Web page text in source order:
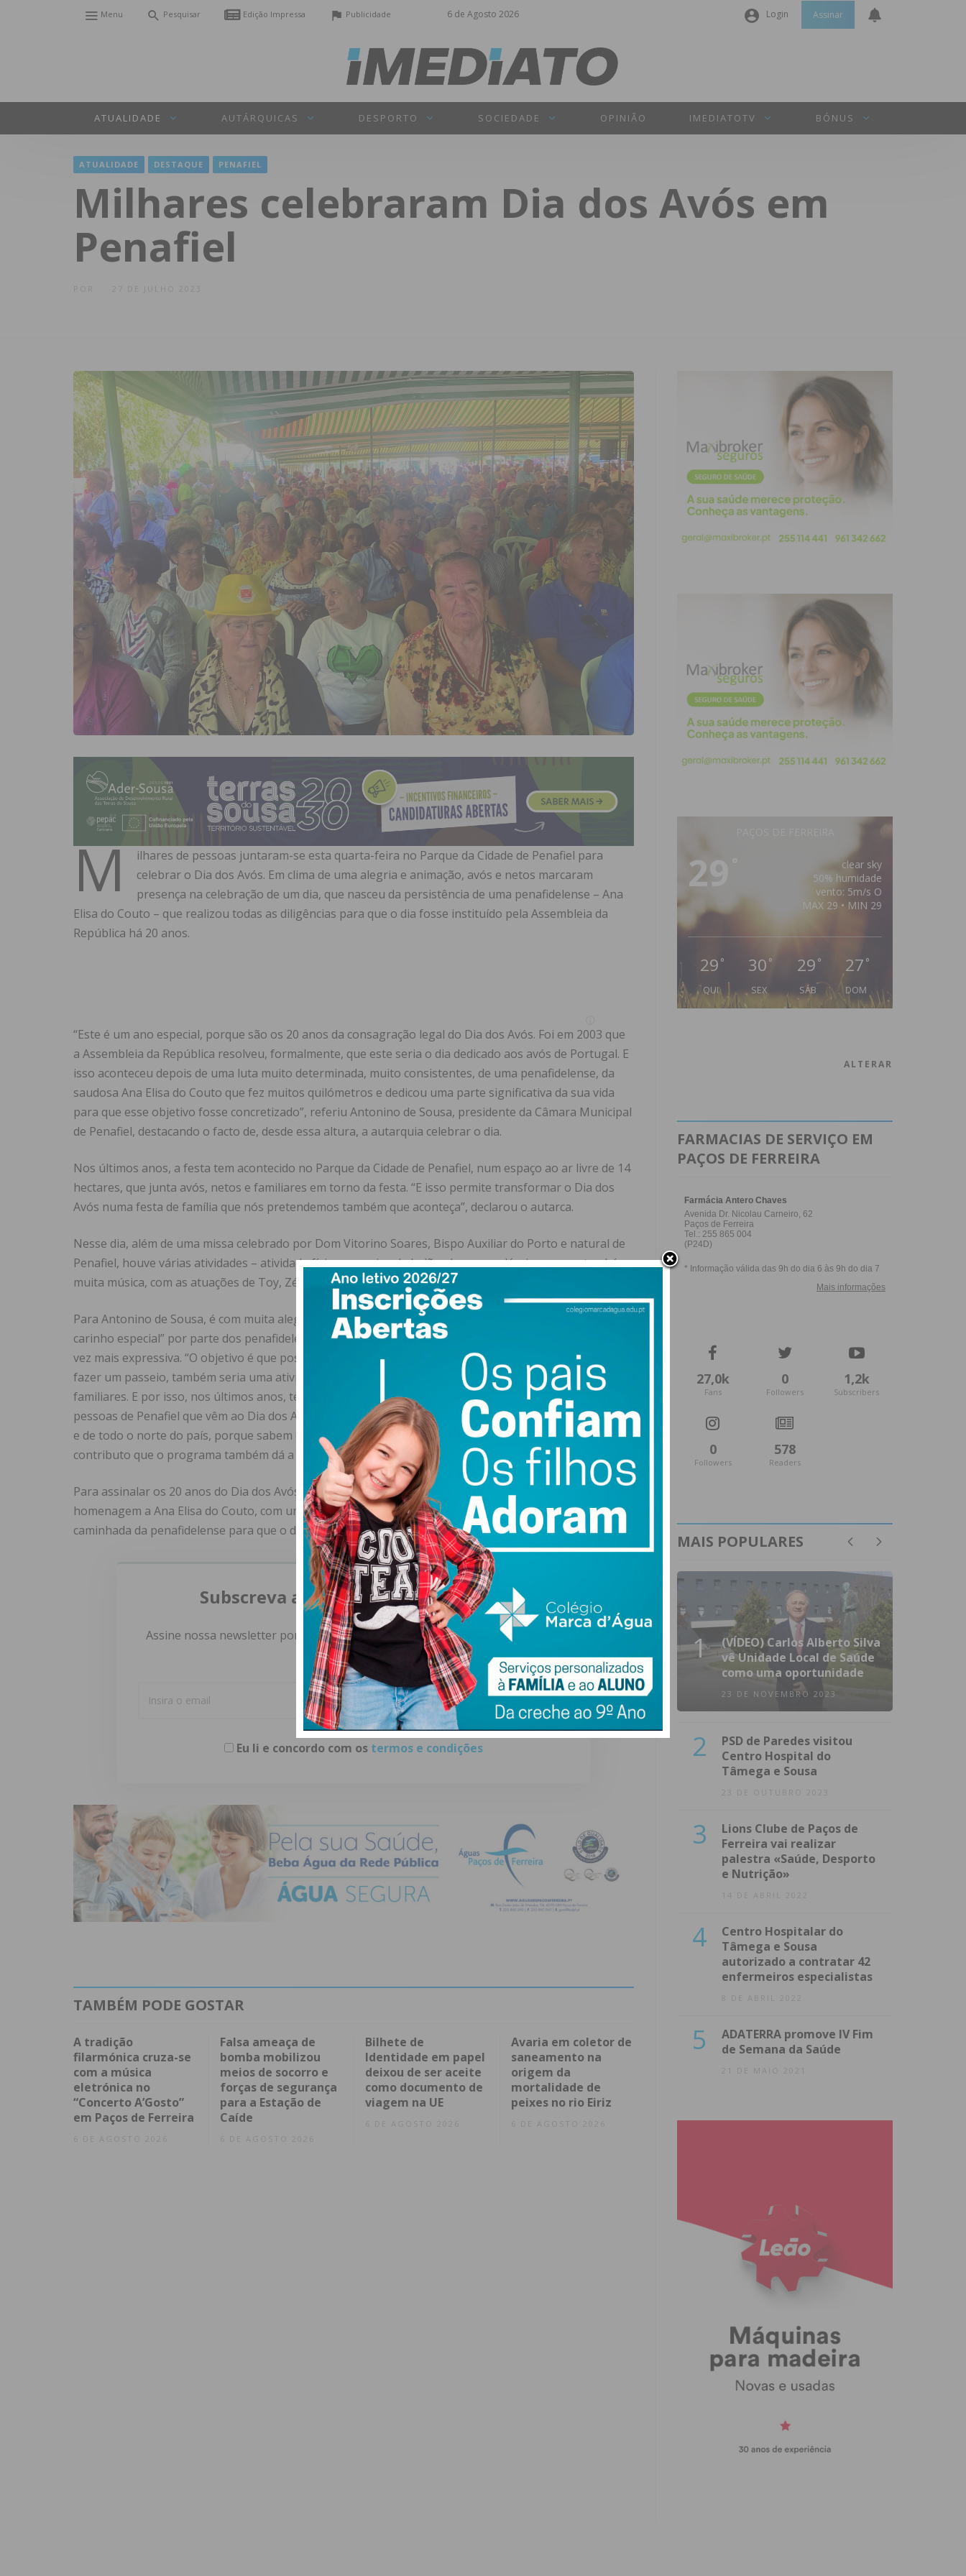
6 de Agosto 2026
Menu Pesquisar Edição Impressa Publicidade Login
Senha
INICIAR SESSÃO
Assinar
ATUALIDADE AUTÁRQUICAS DESPORTO SOCIEDADE OPINIÃO IMEDIATOTV BÓNUS
ATUALIDADE DESTAQUE PENAFIEL
Milhares celebraram Dia dos Avós em
Penafiel
27 DE JULHO 2023
M
ilhares de pessoas juntaram-se esta quarta-feira no Parque da Cidade de Penafiel para
celebrar o Dia dos Avós. Em clima de uma alegria e animação, avós e netos marcaram
presença na celebração de um dia, que nasceu da persistência de uma penafidelense – Ana
Elisa do Couto – que realizou todas as diligências para que o dia fosse instituído pela Assembleia da
República há 20 anos.
“Este é um ano especial, porque são os 20 anos da consagração legal do Dia dos Avós. Foi em 2003 que
a Assembleia da República resolveu, formalmente, que este seria o dia dedicado aos avós de Portugal. E
isso aconteceu depois de uma luta muito determinada, muito consistentes, de uma penafidelense, da
saudosa Ana Elisa do Couto que fez muitos quilómetros e dedicou uma parte significativa da sua vida
para que esse objetivo fosse concretizado”, referiu Antonino de Sousa, presidente da Câmara Municipal
de Penafiel, destacando o facto de, desde essa altura, a autarquia celebrar o dia.
Nos últimos anos, a festa tem acontecido no Parque da Cidade de Penafiel, num espaço ao ar livre de 14
hectares, que junta avós, netos e familiares em torno da festa. “E isso permite transformar o Dia dos
Avós numa festa de família que nós pretendemos também que aconteça”, declarou o autarca.
Nesse dia, além de uma missa celebrado por Dom Vitorino Soares, Bispo Auxiliar do Porto e natural de
Penafiel, houve várias atividades – atividade física, passeios de balão, de carros clássicos – mas também
muita música, com as atuações de Toy, Zé Amaro, entre outros.
Para Antonino de Sousa, é com muita alegria que o município assinala esta data que merece “um
carinho especial” por parte dos penafidelenses e que tem sido celebrada, ano após ano, de forma cada
vez mais expressiva. “O objetivo é que possam ser mais cada vez a participar na festa. Sair do concelho,
fazer um passeio, também seria uma atividade bonita, mas não permitiria esta proximidade dos demais
familiares. E por isso, nos últimos anos, tem sido muito mais a participação e agora, não são apenas as
pessoas de Penafiel que vêm ao Dia dos Avós, pois temos cá avós que vêm de diversos pontos da região
e de todo o norte do país, porque sabem que aqui é a capital do Dia dos Avós”, concluiu, salientando o
contributo que o programa também dá a esta participação.
Para assinalar os 20 anos do Dia dos Avós, a Câmara Municipal descerrou uma placa, no monumento de
homenagem a Ana Elisa do Couto, com um poema escrito pelo seu filho mais velho e que reflete a
caminhada da penafidelense para que o dia se tornasse oficial.
Subscreva a newsletter do Imediato
Assine nossa newsletter por e-mail e obtenha de forma regular a informação
atualizada.
Eu li e concordo com os termos e condições
TAMBÉM PODE GOSTAR
A tradição
filarmónica cruza-se
com a música
eletrónica no
“Concerto A’Gosto”
em Paços de Ferreira
6 DE AGOSTO 2026
Falsa ameaça de
bomba mobilizou
meios de socorro e
forças de segurança
para a Estação de
Caíde
6 DE AGOSTO 2026
Bilhete de
Identidade em papel
deixou de ser aceite
como documento de
viagem na UE
6 DE AGOSTO 2026
Avaria em coletor de
saneamento na
origem da
mortalidade de
peixes no rio Eiriz
6 DE AGOSTO 2026
29
clear sky
50% humidade
vento: 5m/s O
MAX 29 • MIN 29
29 °
QUI
30 °
SEX
29 °
SÁB
27 °
DOM
ALTERAR
FARMACIAS DE SERVIÇO EM
PAÇOS DE FERREIRA
27,0k
Fans
0
Followers
1,2k
Subscribers
0
Followers
578
Readers
MAIS POPULARES
1
(VÍDEO) Carlos Alberto Silva
vê Unidade Local de Saúde
como uma oportunidade
23 DE NOVEMBRO 2023
2
PSD de Paredes visitou
Centro Hospital do
Tâmega e Sousa
23 DE OUTUBRO 2023
3
Lions Clube de Paços de
Ferreira vai realizar
palestra «Saúde, Desporto
e Nutrição»
14 DE ABRIL 2022
4
Centro Hospitalar do
Tâmega e Sousa
autorizado a contratar 42
enfermeiros especialistas
8 DE ABRIL 2022
5
ADATERRA promove IV Fim
de Semana da Saúde
21 DE MAIO 2021